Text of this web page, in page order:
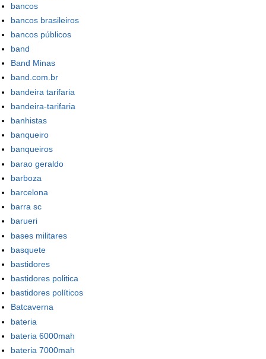
bancos
bancos brasileiros
bancos públicos
band
Band Minas
band.com.br
bandeira tarifaria
bandeira-tarifaria
banhistas
banqueiro
banqueiros
barao geraldo
barboza
barcelona
barra sc
barueri
bases militares
basquete
bastidores
bastidores politica
bastidores políticos
Batcaverna
bateria
bateria 6000mah
bateria 7000mah